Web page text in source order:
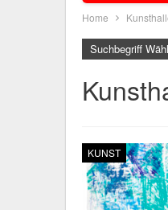
Home
Suchbegriff
KUNST